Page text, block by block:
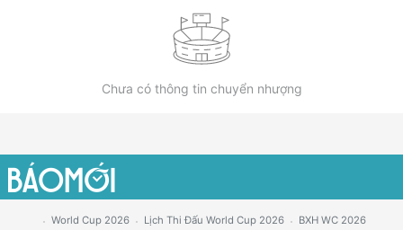
Chưa có thông tin chuyển nhượng
World Cup 2026 Lịch Thi Đấu World Cup 2026
BXH WC 2026